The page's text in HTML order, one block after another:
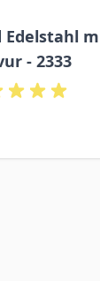
Edelstahl
- 2333